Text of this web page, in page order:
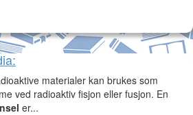
materialer kan brukes som
ved radioaktiv fisjon eller fusjon. En
er...